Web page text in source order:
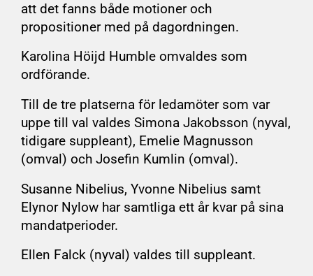
att det fanns både motioner och
propositioner med på dagordningen.
Karolina Höijd Humble omvaldes som
ordförande.
Till de tre platserna för ledamöter som var
uppe till val valdes Simona Jakobsson (nyval,
tidigare suppleant), Emelie Magnusson
(omval) och Josefin Kumlin (omval).
Susanne Nibelius, Yvonne Nibelius samt
Elynor Nylow har samtliga ett år kvar på sina
mandatperioder.
Ellen Falck (nyval) valdes till suppleant.